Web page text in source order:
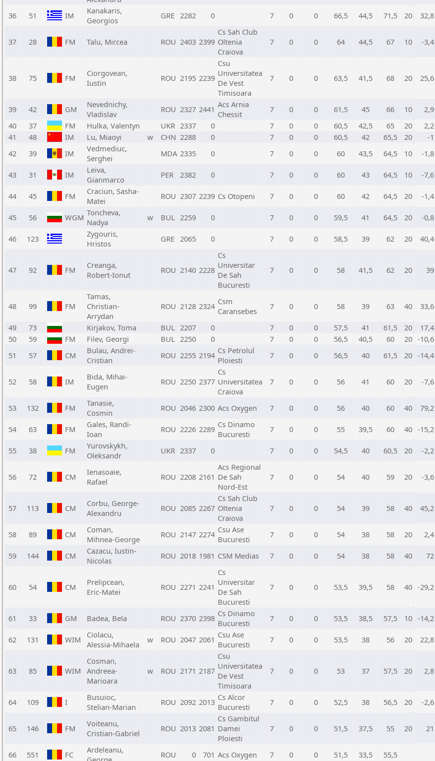
36 51 IM
Kanakaris,
Georgios
GRE 2282 0 7 0 0 66,5 44,5 71,5 20 32,8
37 28 FM Talu, Mircea ROU 2403 2399
Cs Sah Club
Oltenia
Craiova
7 0 0 64 44,5 67 10 -3,4
38 75 FM
Ciorgovean,
Iustin
ROU 2195 2239
Csu
Universitatea
De Vest
Timisoara
7 0 0 63,5 41,5 68 20 25,6
39 42 GM
Nevednichy,
Vladislav
ROU 2327 2441 Acs Arnia
Chessit
7 0 0 61,5 45 66 10
2,9
40
37 FM Hulka, Valentyn UKR 2337 0 7 0 0 60,5 42,5 65 20
2,2
41
48 IM Lu, Miaoyi w CHN 2288 0 7 0 0 60,5 42 65,5 20
-1
42
39 IM
Vedmediuc,
Serghei
MDA 2335 0 7 0 0 60 43,5 64,5 10 -1,8
43 31 IM
Leiva,
Gianmarco
PER 2382 0 7 0 0 60 43 64,5 10 -7,6
44 45 FM
Craciun, Sasha-
Matei
ROU 2307 2239 Cs Otopeni 7 0 0 60 42 64,5 20 -1,4
45 56 WGM Toncheva,
Nadya
w BUL 2259 0 7 0 0 59,5 41 64,5 20 -0,8
46 123
Zygouris,
Hristos
GRE 2065 0 7 0 0 58,5 39 62 20 40,4
47 92 FM
Creanga,
Robert-Ionut
ROU 2140 2228
Cs
Universitar
De Sah
Bucuresti
7 0 0 58 41,5 62 20 39
48 99 FM
Tamas,
Christian-
Arrydan
ROU 2128 2324 Csm
Caransebes
7 0 0 58 39 63 40 33,6
49 73 Kirjakov, Toma BUL 2207 0 7 0 0 57,5 41 61,5 20
17,4
50
59 FM Filev, Georgi BUL 2250 0 7 0 0 56,5 40,5 60 20 -10,6
51
57 CM
Bulau, Andrei-
Cristian
ROU 2255 2194 Cs Petrolul
Ploiesti
7 0 0 56,5 40 61,5 20 -14,4
52 58 IM
Bida, Mihai-
Eugen
ROU 2250 2377
Cs
Universitatea
Craiova
7 0 0 56 41 60 20 -7,6
53 132 FM
Tanasie,
Cosmin
ROU 2046 2300 Acs Oxygen 7 0 0 56 40 60 40 79,2
54 63 FM
Gales, Randi-
Ioan
ROU 2226 2289 Cs Dinamo
Bucuresti
7 0 0 55 39,5 60 40 -15,2
55 38 FM
Yurovskykh,
Oleksandr
UKR 2337 0 7 0 0 54,5 40 60,5 20 -2,2
56 72 CM
Ienasoaie,
Rafael
ROU 2208 2161
Acs Regional
De Sah
Nord-Est
7 0 0 54 40 59 20 -3,6
57 113 CM
Corbu, George-
Alexandru
ROU 2085 2267
Cs Sah Club
Oltenia
Craiova
7 0 0 54 39 58 40 45,2
58 89 CM
Coman,
Mihnea-George
ROU 2147 2274 Csu Ase
Bucuresti
7 0 0 54 38 58 20 2,4
59 144 CM
Cazacu, Iustin-
Nicolas
ROU 2018 1981 CSM Medias 7 0 0 54 38 58 40 72
60 54 CM
Prelipcean,
Eric-Matei
ROU 2271 2241
Cs
Universitar
De Sah
Bucuresti
7 0 0 53,5 39,5 58 40 -29,2
61 33 GM Badea, Bela ROU 2370 2398 Cs Dinamo
Bucuresti
7 0 0 53,5 38,5 57,5 10 -14,2
62 131 WIM
Ciolacu,
Alessia-Mihaela
w ROU 2047 2061 Csu Ase
Bucuresti
7 0 0 53,5 38 56 20 22,8
63 85 WIM
Cosman,
Andreea-
Marioara
w ROU 2171 2187
Csu
Universitatea
De Vest
Timisoara
7 0 0 53 37 57,5 20 2,8
64 109 I
Busuioc,
Stelian-Marian
ROU 2092 2013 Cs Alcor
Bucuresti
7 0 0 52,5 38 56,5 20 -2,6
65 146 FM
Voiteanu,
Cristian-Gabriel
ROU 2013 2081
Cs Gambitul
Damei
Ploiesti
7 0 0 51,5 37,5 55 20 21
66 551 FC
Ardeleanu,
ROU 0 701 Acs Oxygen 7 0 0 51,5 33,5 55,5